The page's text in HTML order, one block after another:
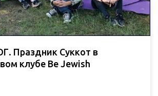
Праздник Суккот в
клубе Be Jewish